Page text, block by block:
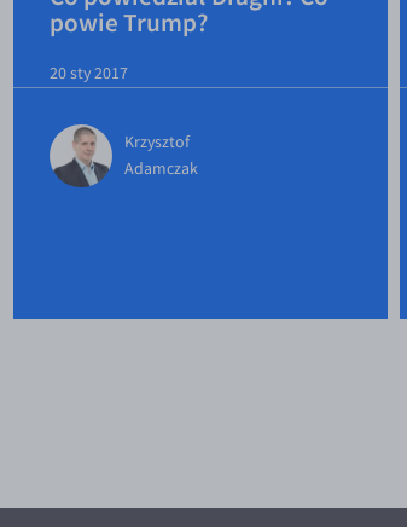
powie Trump?
20 sty 2017
Krzysztof
Adamczak